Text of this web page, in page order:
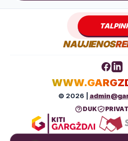
NAUJIENOS
© 2026 |
DUK